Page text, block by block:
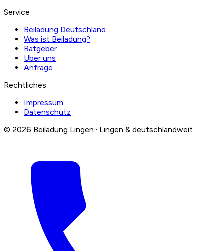
Service
Beiladung Deutschland
Was ist Beiladung?
Ratgeber
Über uns
Anfrage
Rechtliches
Impressum
Datenschutz
© 2026 Beiladung Lingen · Lingen & deutschlandweit